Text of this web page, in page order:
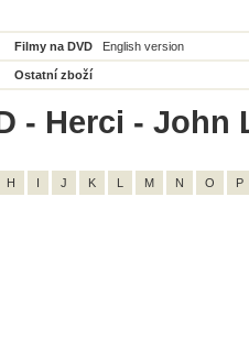
Filmy na DVD English version
Ostatní zboží
- Herci - John
H I J K L M N O P